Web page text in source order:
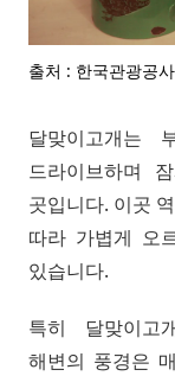
출처 : 한국관광공
달맞이고개는
드라이브하며
곳입니다. 이곳
따라 가볍게 오
있습니다.
특히 달맞이고
해변의 풍경은